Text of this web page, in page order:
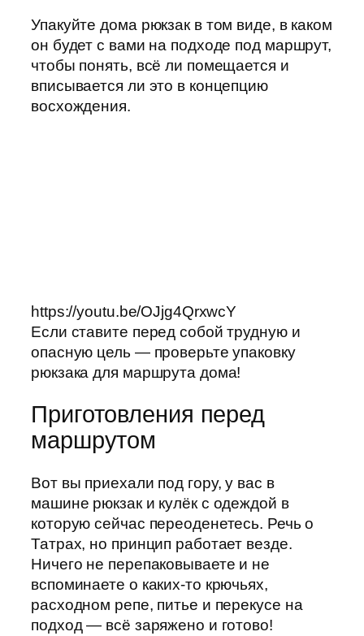
Упакуйте дома рюкзак в том виде, в каком
он будет с вами на подходе под маршрут,
чтобы понять, всё ли помещается и
вписывается ли это в концепцию
восхождения.
https://youtu.be/OJjg4QrxwcY
Если ставите перед собой трудную и
опасную цель — проверьте упаковку
рюкзака для маршрута дома!
Приготовления перед
маршрутом
Вот вы приехали под гору, у вас в
машине рюкзак и кулёк с одеждой в
которую сейчас переоденетесь. Речь о
Татрах, но принцип работает везде.
Ничего не перепаковываете и не
вспоминаете о каких-то крючьях,
расходном репе, питье и перекусе на
подход — всё заряжено и готово!